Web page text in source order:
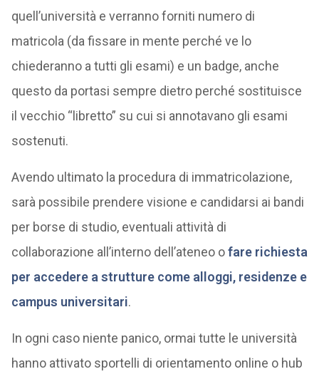
quell’università e verranno forniti numero di
matricola (da fissare in mente perché ve lo
chiederanno a tutti gli esami) e un badge, anche
questo da portasi sempre dietro perché sostituisce
il vecchio “libretto” su cui si annotavano gli esami
sostenuti.
Avendo ultimato la procedura di immatricolazione,
sarà possibile prendere visione e candidarsi ai bandi
per borse di studio, eventuali attività di
collaborazione all’interno dell’ateneo ofare richiesta
per accedere a strutture come alloggi, residenze e
campus universitari.
In ogni caso niente panico, ormai tutte le università
hanno attivato sportelli di orientamento online o hub